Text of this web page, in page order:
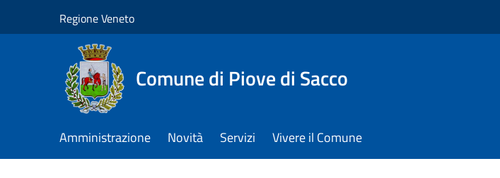
Regione Veneto
Comune di Piove di Sacco
Amministrazione Novità Servizi Vivere il Comune